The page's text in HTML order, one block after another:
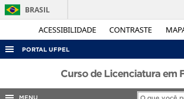
ACESSIBILIDADE CONTRASTE
BRASIL
PORTAL UFPEL
ACESSO À INFORMAÇÃO
AUDITORIA
Curso de Licenciatura em
MENU